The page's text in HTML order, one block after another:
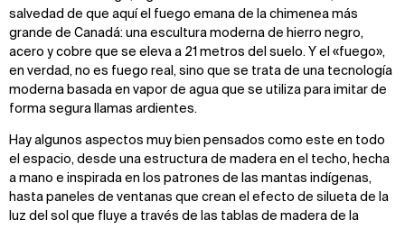
salvedad de que aquí el fuego emana de la chimenea más
grande de Canadá: una escultura moderna de hierro negro,
acero y cobre que se eleva a 21 metros del suelo. Y el «fuego»,
en verdad, no es fuego real, sino que se trata de una tecnología
moderna basada en vapor de agua que se utiliza para imitar de
forma segura llamas ardientes.
Hay algunos aspectos muy bien pensados como este en todo
el espacio, desde una estructura de madera en el techo, hecha
a mano e inspirada en los patrones de las mantas indígenas,
hasta paneles de ventanas que crean el efecto de silueta de la
luz del sol que fluye a través de las tablas de madera de la